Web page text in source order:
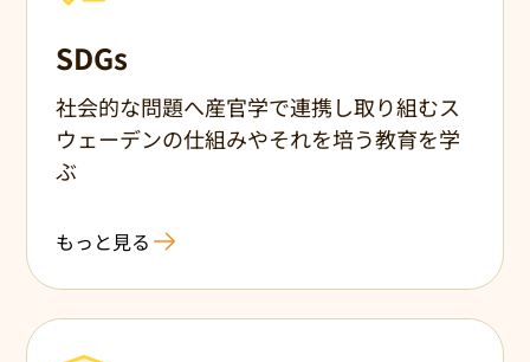
SDGs
社会的な問題へ産官学で連携し取り組むス
ウェーデンの仕組みやそれを培う教育を学
ぶ
もっと見る